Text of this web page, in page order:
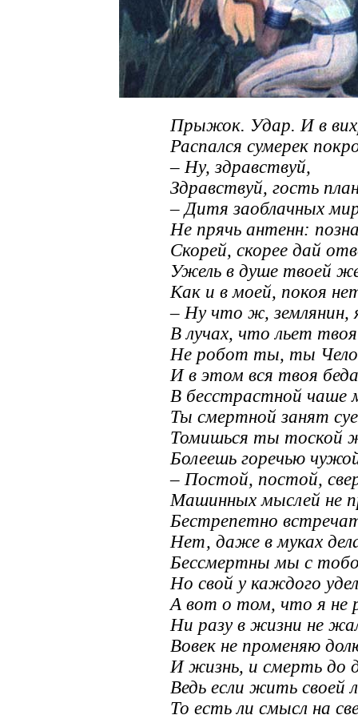
Прыжок. Удар. И в
Распался сумерек
– Ну, здравствуй,
Здравствуй, гость
– Дитя заоблачных
Не прячь антенн:
Скорей, скорее дай
Ужель в душе твоей
Как и в моей, покоя
– Ну что ж, землянин,
В лучах, что льет твоя
Не робот ты, ты
И в этом вся твоя
В бесстрастной чаше
Ты смертной занят
Томишься ты тоской
Болеешь горечью
– Постой, постой,
Машинных мыслей не
Бестрепетно
Нет, даже в муках
Бессмертны мы с
Но свой у каждого
А вот о том, что я не
Ни разу в жизни не
Вовек не променяю
И жизнь, и смерть до
Ведь если жить своей
То есть ли смысл на